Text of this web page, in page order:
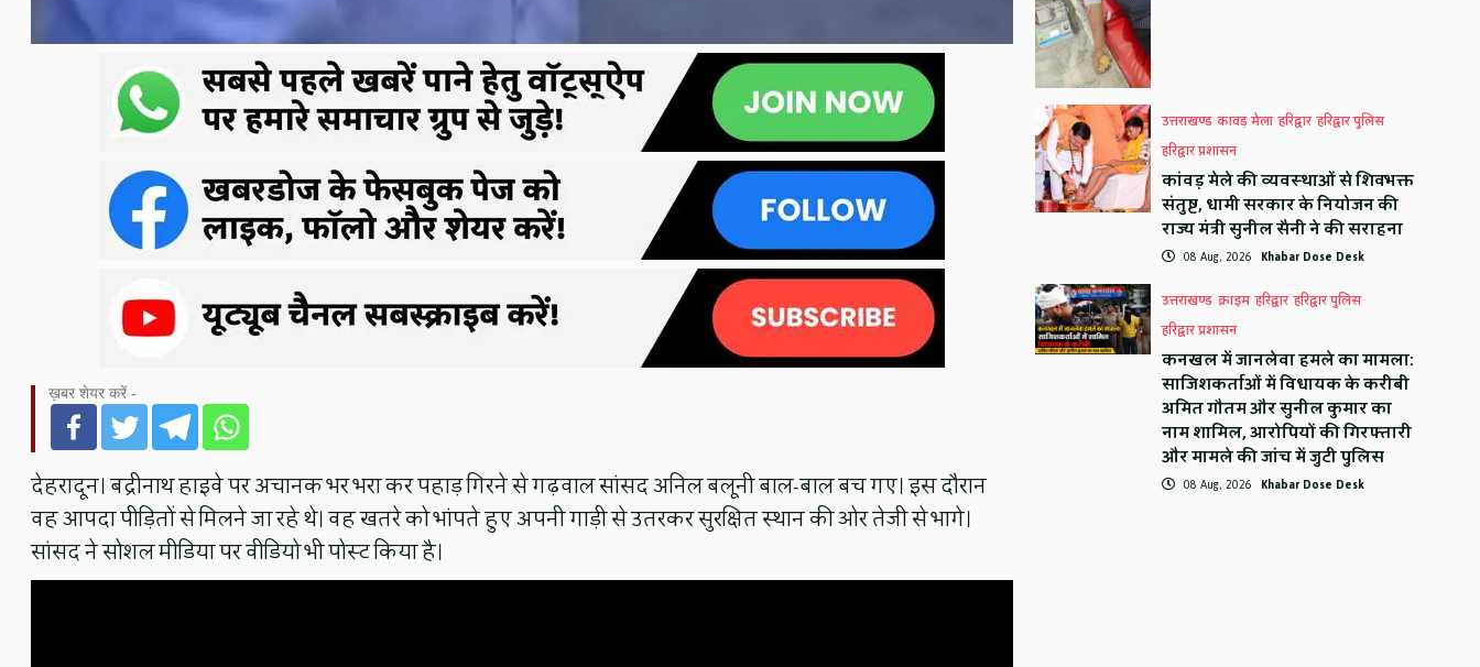
ख़बर शेयर करें -
देहरादून। बद्रीनाथ हाइवे पर अचानक भर भरा कर पहाड़ गिरने से गढ़वाल सांसद अनिल बलूनी बाल-बाल बच गए। इस दौरान
वह आपदा पीड़ितों से मिलने जा रहे थे। वह खतरे को भांपते हुए अपनी गाड़ी से उतरकर सुरक्षित स्थान की ओर तेजी से भागे।
सांसद ने सोशल मीडिया पर वीडियो भी पोस्ट किया है।
उत्तराखण्ड कावड़ मेला हरिद्वार हरिद्वार पुलिस
हरिद्वार प्रशासन
कांवड़ मेले की व्यवस्थाओं से शिवभक्त
संतुष्ट, धामी सरकार के नियोजन की
राज्य मंत्री सुनील सैनी ने की सराहना
08 Aug, 2026 Khabar Dose Desk
उत्तराखण्ड क्राइम हरिद्वार हरिद्वार पुलिस
हरिद्वार प्रशासन
कनखल में जानलेवा हमले का मामला:
साजिशकर्ताओं में विधायक के करीबी
अमित गौतम और सुनील कुमार का
नाम शामिल, आरोपियों की गिरफ्तारी
और मामले की जांच में जुटी पुलिस
08 Aug, 2026 Khabar Dose Desk